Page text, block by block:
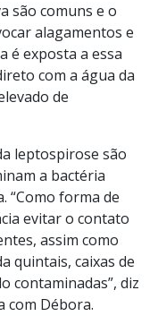
são comuns e o
alagamentos e
é exposta a essa
com a água da
de
leptospirose são
a bactéria
“Como forma de
evitar o contato
assim como
quintais, caixas de
contaminadas”, diz
com Débora.